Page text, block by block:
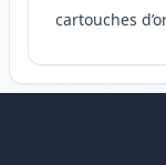
cartouches